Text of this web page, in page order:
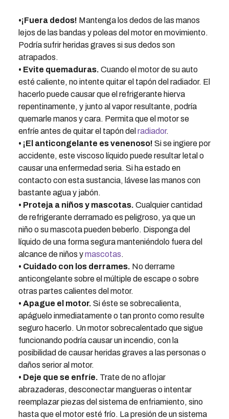
•¡Fuera dedos! Mantenga los dedos de las manos
lejos de las bandas y poleas del motor en movimiento.
Podría sufrir heridas graves si sus dedos son
atrapados.
• Evite quemaduras. Cuando el motor de su auto
esté caliente, no intente quitar el tapón del radiador. El
hacerlo puede causar que el refrigerante hierva
repentinamente, y junto al vapor resultante, podría
quemarle manos y cara. Permita que el motor se
enfríe antes de quitar el tapón del radiador.
• ¡El anticongelante es venenoso! Si se ingiere por
accidente, este viscoso líquido puede resultar letal o
causar una enfermedad seria. Si ha estado en
contacto con esta sustancia, lávese las manos con
bastante agua y jabón.
• Proteja a niños y mascotas. Cualquier cantidad
de refrigerante derramado es peligroso, ya que un
niño o su mascota pueden beberlo. Disponga del
líquido de una forma segura manteniéndolo fuera del
alcance de niños ymascotas.
• Cuidado con los derrames. No derrame
anticongelante sobre el múltiple de escape o sobre
otras partes calientes del motor.
• Apague el motor. Si éste se sobrecalienta,
apáguelo inmediatamente o tan pronto como resulte
seguro hacerlo. Un motor sobrecalentado que sigue
funcionando podría causar un incendio, con la
posibilidad de causar heridas graves a las personas o
daños serior al motor.
• Deje que se enfríe. Trate de no aflojar
abrazaderas, desconectar mangueras o intentar
reemplazar piezas del sistema de enfriamiento, sino
hasta que el motor esté frío. La presión de un sistema